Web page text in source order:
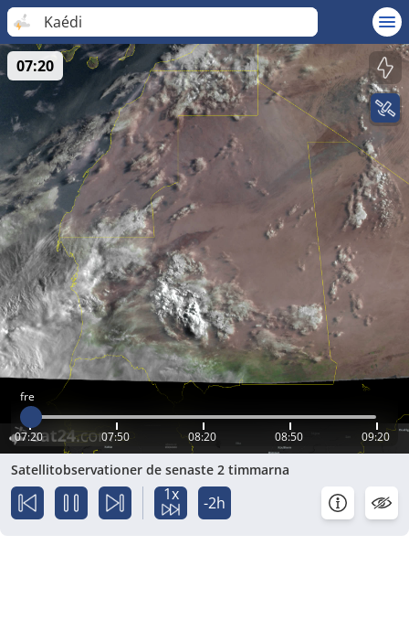
Kaédi
fre
07:20 07:50 08:20 08:50 09:20
07:20
Satellitobservationer de senaste 2 timmarna
1x -2h